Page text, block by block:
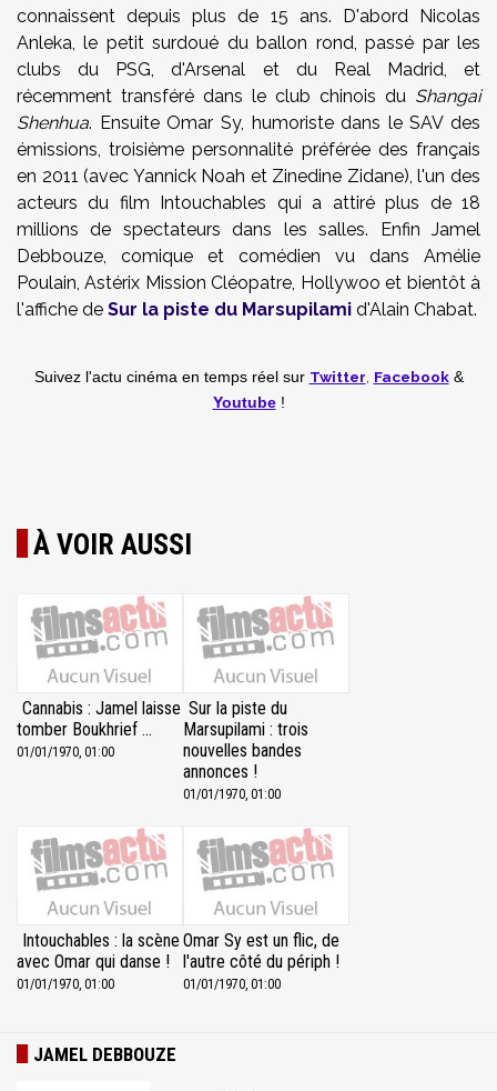
connaissent depuis plus de 15 ans. D'abord Nicolas
Anleka, le petit surdoué du ballon rond, passé par les
clubs du PSG, d'Arsenal et du Real Madrid, et
récemment transféré dans le club chinois du Shangai
Shenhua. Ensuite Omar Sy, humoriste dans le SAV des
émissions, troisième personnalité préférée des français
en 2011 (avec Yannick Noah et Zinedine Zidane), l'un des
acteurs du film Intouchables qui a attiré plus de 18
millions de spectateurs dans les salles. Enfin Jamel
Debbouze, comique et comédien vu dans Amélie
Poulain, Astérix Mission Cléopatre, Hollywoo et bientôt à
l'affiche de Sur la piste du Marsupilami d'Alain Chabat.
Suivez l'actu cinéma en temps réel sur Twitter Facebook&
Youtube!
À VOIR AUSSI
Cannabis : Jamel laisse
tomber Boukhrief ...
01/01/1970, 01:00
Sur la piste du
Marsupilami : trois
nouvelles bandes
annonces !
01/01/1970, 01:00
Intouchables : la scène
avec Omar qui danse !
01/01/1970, 01:00
Omar Sy est un flic, de
l'autre côté du périph !
01/01/1970, 01:00
JAMEL DEBBOUZE